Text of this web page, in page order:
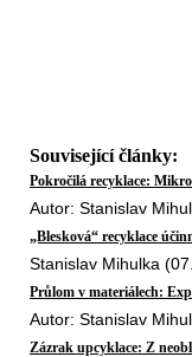
Související články:
Pokročilá recyklace:
Autor: Stanislav
„Blesková“ recyklace
Stanislav Mihulka
Průlom v materiálech:
Autor: Stanislav
Zázrak upcyklace: Z